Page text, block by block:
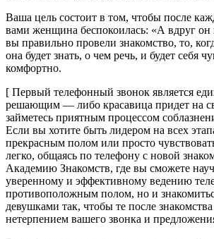
Ваша цель состоит в том, чтобы после
вами женщина беспокоилась: «А вдруг он
вы правильно провели знакомство, то,
она будет знать, о чем речь, и будет себя
комфортно.
[ Первый телефонный звонок является
решающим — либо красавица придет на
займетесь приятным процессом
Если вы хотите быть лидером на всех
прекрасным полом или просто
легко, общаясь по телефону с новой
Академию Знакомств, где вы сможете
уверенному и эффективному ведению
противоположным полом, но и
девушками так, чтобы те после
нетерпением вашего звонка и